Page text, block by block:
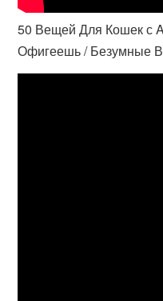
50 Вещей Для Кошек с
Офигеешь / Безумные